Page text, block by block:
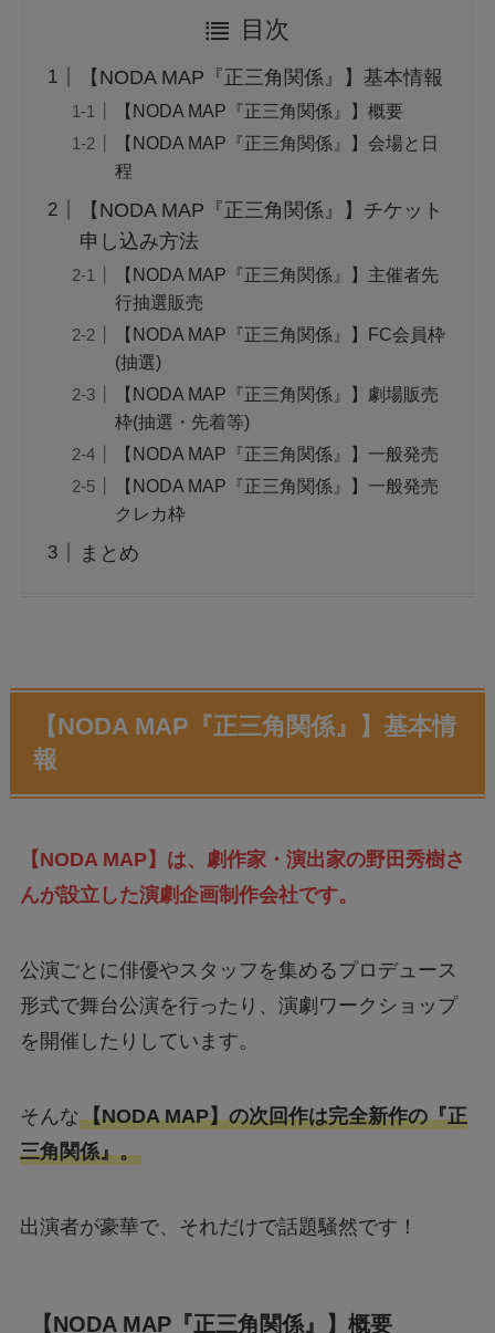
目次
【NODA MAP『正三角関係』】基本情報
【NODA MAP『正三角関係』】概要
【NODA MAP『正三角関係』】会場と日
程
【NODA MAP『正三角関係』】チケット
申し込み方法
【NODA MAP『正三角関係』】主催者先
行抽選販売
【NODA MAP『正三角関係』】FC会員枠
(抽選)
【NODA MAP『正三角関係』】劇場販売
枠(抽選・先着等)
【NODA MAP『正三角関係』】一般発売
【NODA MAP『正三角関係』】一般発売
クレカ枠
まとめ
【NODA MAP『正三角関係』】基本情
報
【NODA MAP】は、劇作家・演出家の野田秀樹さ
んが設立した演劇企画制作会社です。
公演ごとに俳優やスタッフを集めるプロデュース
形式で舞台公演を行ったり、演劇ワークショップ
を開催したりしています。
そんな【NODA MAP】の次回作は完全新作の『正
三角関係』。
出演者が豪華で、それだけで話題騒然です！
【NODA MAP『正三角関係』】概要